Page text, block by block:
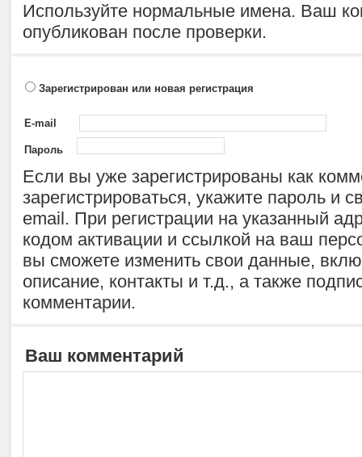
Используйте нормальные имена. Ваш
опубликован после проверки.
Зарегистрирован или новая регистрация
E-mail
Пароль
Если вы уже зарегистрированы как
зарегистрироваться, укажите пароль и
email. При регистрации на указанный
кодом активации и ссылкой на ваш
вы сможете изменить свои данные,
описание, контакты и т.д., а также
комментарии.
Ваш комментарий